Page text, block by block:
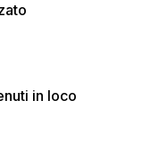
in loco